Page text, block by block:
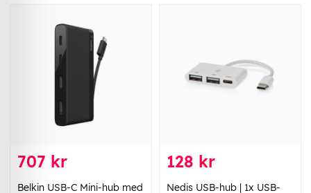
707 kr
Belkin USB-C Mini-hub med
128 kr
Nedis USB-hub | 1x USB-